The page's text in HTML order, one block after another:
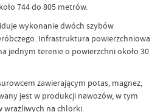
744 do 805 metrów.
wykonanie dwóch szybów
Infrastruktura powierzchniowa
jednym terenie o powierzchni około 30
zawierającym potas, magnez,
jest w produkcji nawozów, w tym
wrażliwych na chlorki.